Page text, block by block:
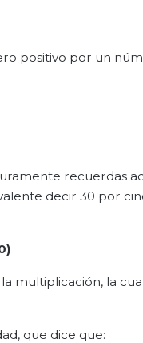
positivo por un
recuerdas
decir 30 por
multiplicación, la
que dice que: